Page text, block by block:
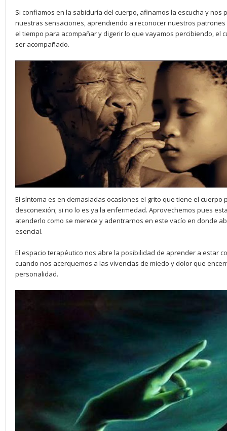
Si confiamos en la sabiduría del cuerpo, afinamos la escucha y nos
nuestras sensaciones, aprendiendo a reconocer nuestros
el tiempo para acompañar y digerir lo que vayamos percibiendo, el
ser acompañado.
El síntoma es en demasiadas ocasiones el grito que tiene el
desconexión; si no lo es ya la enfermedad. Aprovechemos pues
atenderlo como se merece y adentrarnos en este vacío en donde
esencial.
El espacio terapéutico nos abre la posibilidad de aprender a estar
cuando nos acerquemos a las vivencias de miedo y dolor que
personalidad.